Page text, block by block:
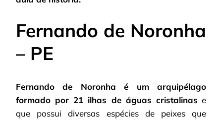
Fernando de Noronha
– PE
Fernando de Noronha é um arquipélago
formado por 21 ilhas de águas cristalinas e
que possui diversas espécies de peixes que